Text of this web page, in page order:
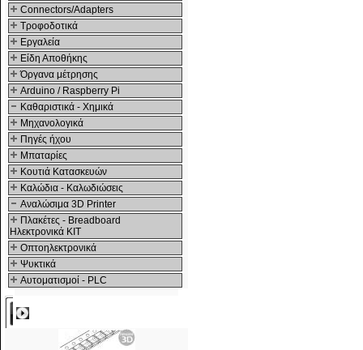
Connectors/Adapters
Τροφοδοτικά
Εργαλεία
Είδη Αποθήκης
Όργανα μέτρησης
Arduino / Raspberry Pi
Καθαριστικά - Χημικά
Μηχανολογικά
Πηγές ήχου
Μπαταρίες
Κουτιά Κατασκευών
Καλώδια - Καλωδιώσεις
Αναλώσιμα 3D Printer
Πλακέτες - Breadboard
Ηλεκτρονικά ΚΙΤ
Οπτοηλεκτρονικά
Ψυκτικά
Αυτοματισμοί - PLC